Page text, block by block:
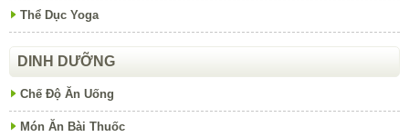
Thể Dục Yoga
DINH DƯỠNG
Chế Độ Ăn Uống
Món Ăn Bài Thuốc